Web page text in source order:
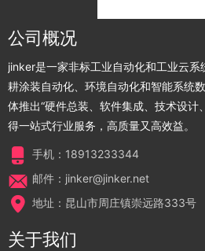
公司概况
jinker是一家非标工业自动化和工业云
耕涂装自动化、环境自动化和智能系统
体推出“硬件总装、软件集成、技术设计
得一站式行业服务，高质量又高效益。
手机：18913233344
邮件：jinker@jinker.net
地址：昆山市周庄镇崇远路333号
关于我们